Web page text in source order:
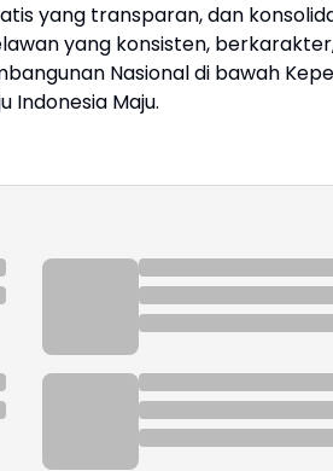
yang transparan, dan
yang konsisten,
Nasional di bawah
Indonesia Maju.